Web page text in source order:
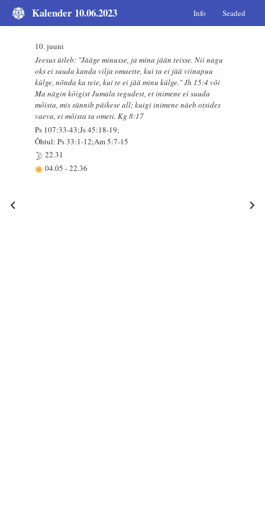
Kalender 10.06.2023 Info Seaded
10. juuni
Jeesus ütleb: "Jääge minusse, ja mina jään teisse. Nii nagu
oks ei suuda kanda vilja omaette, kui ta ei jää viinapuu
külge, nõnda ka teie, kui te ei jää minu külge." Jh 15:4 või
Ma nägin kõigist Jumala tegudest, et inimene ei suuda
mõista, mis sünnib päikese all; kuigi inimene näeb otsides
vaeva, ei mõista ta ometi. Kg 8:17
Ps 107:33-43;Js 45:18-19;
Õhtul: Ps 33:1-12;Am 5:7-15
22.31
04.05-22.36